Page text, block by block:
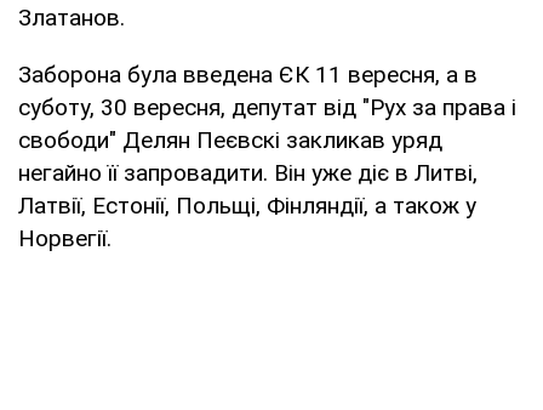
Златанов.
Заборона була введена ЄК 11 вересня, а в
суботу, 30 вересня, депутат від "Рух за права і
свободи" Делян Пеєвскі закликав уряд
негайно її запровадити. Він уже діє в Литві,
Латвії, Естонії, Польщі, Фінляндії, а також у
Норвегії.